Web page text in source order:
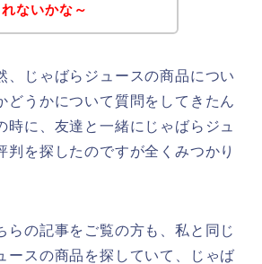
ないかな～
、じゃばらジュースの商品につい
どうかについて質問をしてきたん
時に、友達と一緒にじゃばらジュ
判を探したのですが全くみつかり
らの記事をご覧の方も、私と同じ
ースの商品を探していて、じゃば